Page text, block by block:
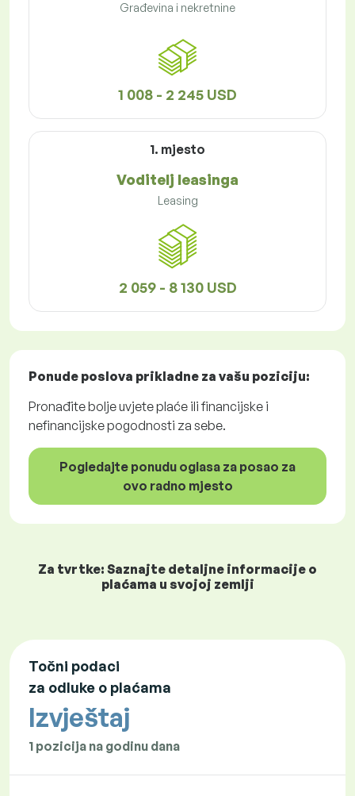
Građevina i nekretnine
1 008 - 2 245 USD
1. mjesto
Voditelj leasinga
Leasing
2 059 - 8 130 USD
Ponude poslova prikladne za vašu poziciju:
Pronađite bolje uvjete plaće ili financijske i
nefinancijske pogodnosti za sebe.
Pogledajte ponudu oglasa za posao za
ovo radno mjesto
Za tvrtke: Saznajte detaljne informacije o
plaćama u svojoj zemlji
Točni podaci
za odluke o plaćama
Izvještaj
1 pozicija na godinu dana